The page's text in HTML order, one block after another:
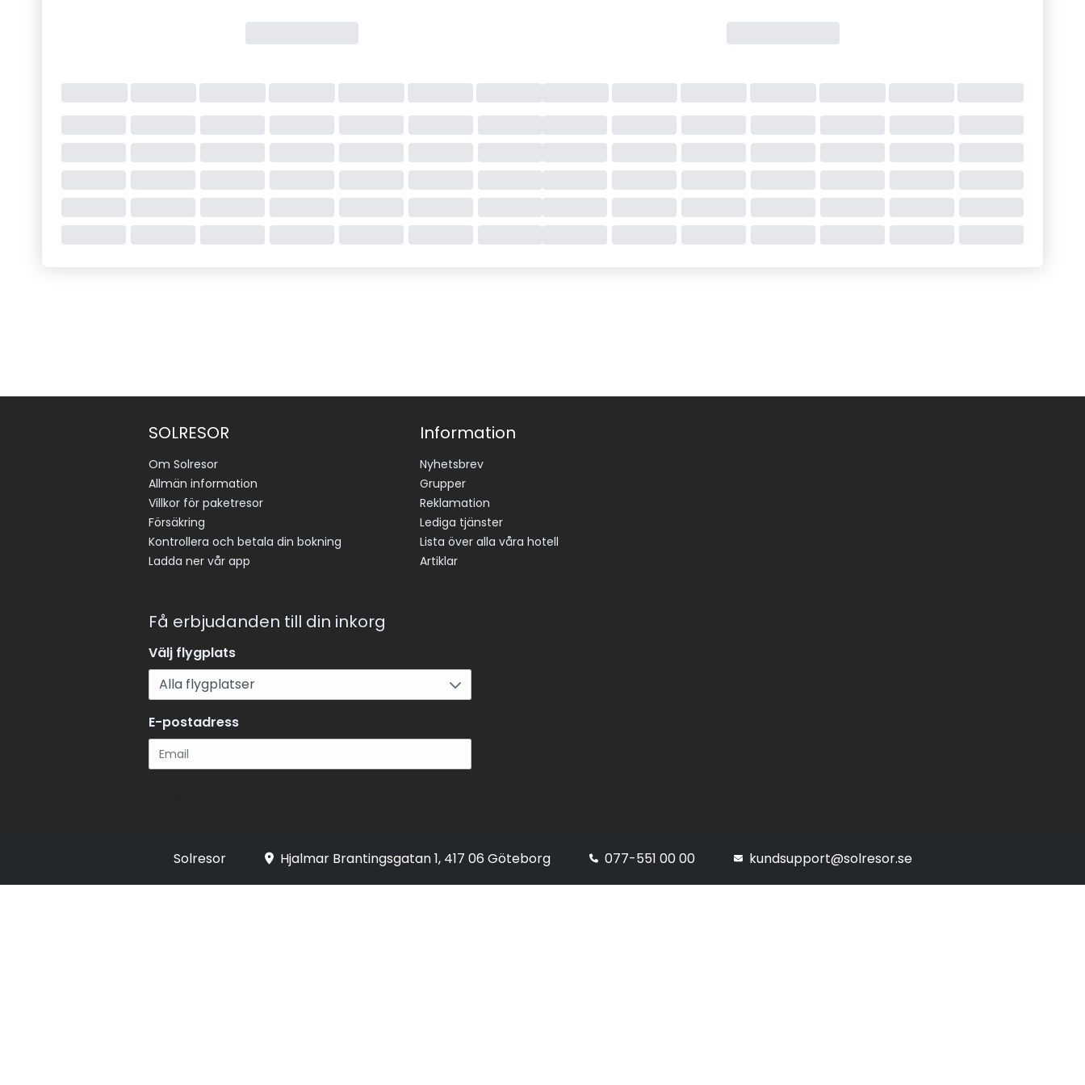
SOLRESOR
Om Solresor
Allmän information
Villkor för paketresor
Försäkring
Kontrollera och betala din bokning
Ladda ner vår app
Information
Nyhetsbrev
Grupper
Reklamation
Lediga tjänster
Lista över alla våra hotell
Artiklar
Få erbjudanden till din inkorg
Välj flygplats
E-postadress
Solresor Hjalmar Brantingsgatan 1, 417 06 Göteborg 077-551 00 00 kundsupport@solresor.se